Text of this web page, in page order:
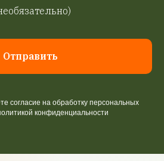
Отправить
согласие на обработку персональных
конфиденциальности